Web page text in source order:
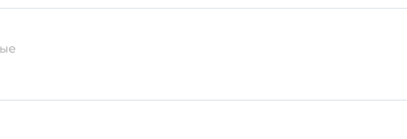
сертифицированное сырьё.